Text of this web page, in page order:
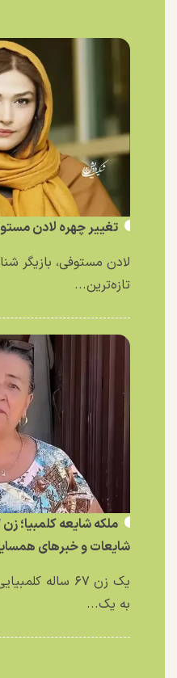
تغییر چهره لادن
لادن مستوفی، بازیگر
تازه‌ترین...
شایعات و خبر‌های
یک زن ۶۷ ساله
به یک...